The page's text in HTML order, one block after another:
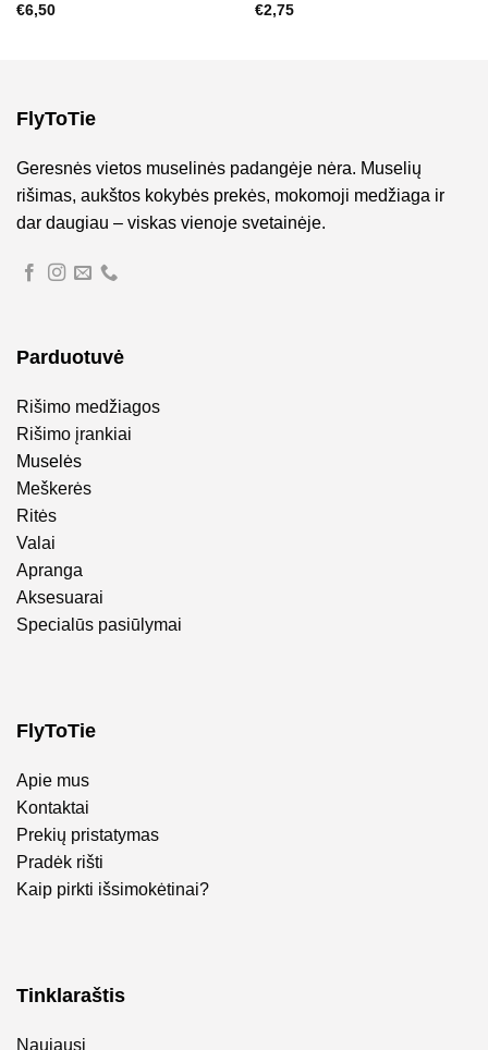
€6,50
€2,75
FlyToTie
Geresnės vietos muselinės padangėje nėra. Muselių
rišimas, aukštos kokybės prekės, mokomoji medžiaga ir
dar daugiau – viskas vienoje svetainėje.
Parduotuvė
Rišimo medžiagos
Rišimo įrankiai
Muselės
Meškerės
Ritės
Valai
Apranga
Aksesuarai
Specialūs pasiūlymai
FlyToTie
Apie mus
Kontaktai
Prekių pristatymas
Pradėk rišti
Kaip pirkti išsimokėtinai?
Tinklaraštis
Naujausi